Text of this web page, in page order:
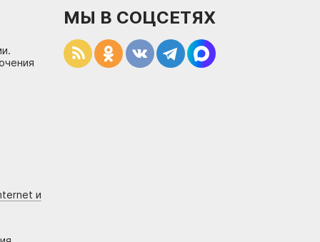
и
МЫ В СОЦСЕТЯХ